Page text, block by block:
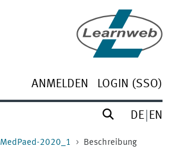
ANMELDEN LOGIN (SSO)
DE EN
MedPaed-2020_1 Beschreibung